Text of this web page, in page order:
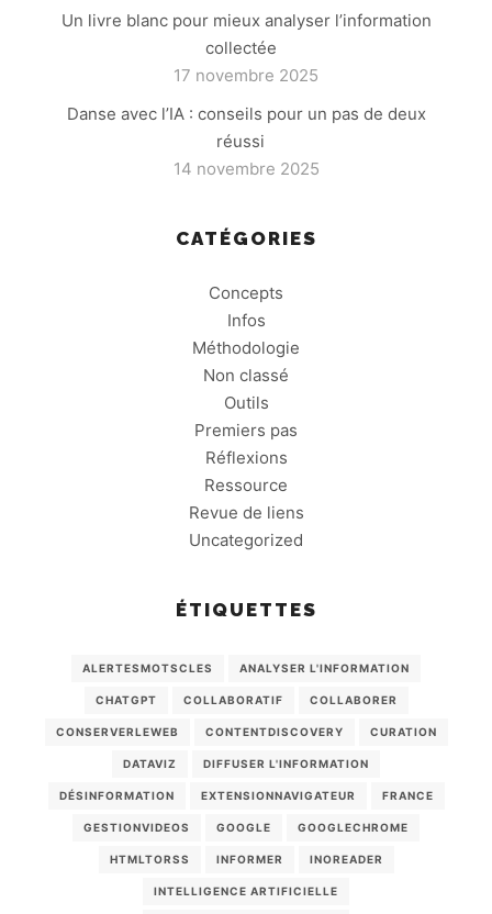
Un livre blanc pour mieux analyser l’information
collectée
17 novembre 2025
Danse avec l’IA : conseils pour un pas de deux
réussi
14 novembre 2025
CATÉGORIES
Concepts
Infos
Méthodologie
Non classé
Outils
Premiers pas
Réflexions
Ressource
Revue de liens
Uncategorized
ÉTIQUETTES
ALERTESMOTSCLES ANALYSER L'INFORMATION
CHATGPT COLLABORATIF COLLABORER
CONSERVERLEWEB CONTENTDISCOVERY CURATION
DATAVIZ DIFFUSER L'INFORMATION
DÉSINFORMATION EXTENSIONNAVIGATEUR FRANCE
GESTIONVIDEOS GOOGLE GOOGLECHROME
HTMLTORSS INFORMER INOREADER
INTELLIGENCE ARTIFICIELLE